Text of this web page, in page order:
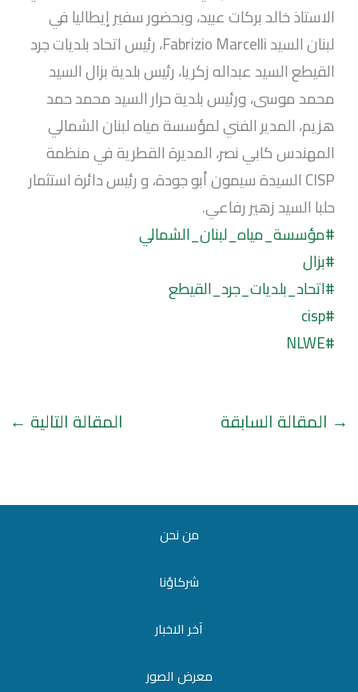
الاستاذ خالد بركات عبيد، وبحضور سفير إيطاليا في
لبنان السيد Fabrizio Marcelli، رئيس اتحاد بلديات جرد
القيطع السيد عبداله زكريا، رئيس بلدية بزال السيد
محمد موسى، ورئيس بلدية حرار السيد محمد حمد
هزيم، المدير الفني لمؤسسة مياه لبنان الشمالي
المهندس كابي نصر، المديرة القطرية في منظمة
CISP السيدة سيمون أبو جودة، و رئيس دائرة استثمار
حلبا السيد زهير رفاعي.
#مؤسسة_مياه_لبنان_الشمالي
#بزال
#اتحاد_بلديات_جرد_القيطع
#cisp
#NLWE
→ المقالة السابقة المقالة التالية ←
من نحن
شركاؤنا
آخر الاخبار
معرض الصور